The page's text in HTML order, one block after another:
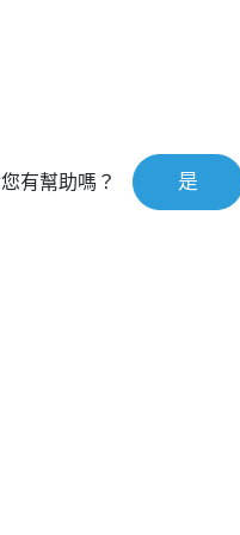
有幫助嗎？ 是